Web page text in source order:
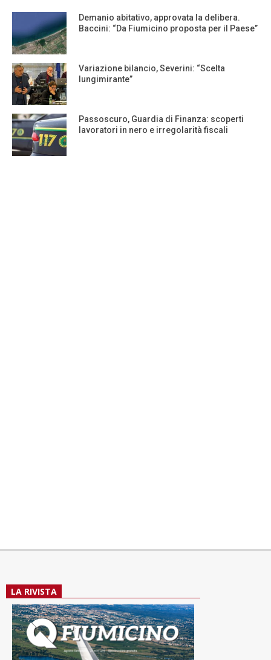
Demanio abitativo, approvata la delibera.
Baccini: “Da Fiumicino proposta per il Paese”
Variazione bilancio, Severini: “Scelta
lungimirante”
Passoscuro, Guardia di Finanza: scoperti
lavoratori in nero e irregolarità fiscali
LA RIVISTA